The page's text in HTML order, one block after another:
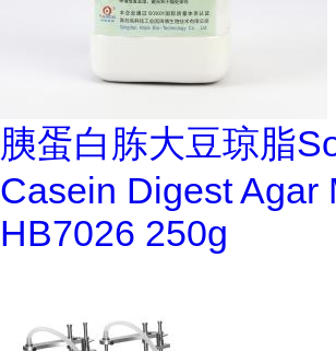
胰蛋白胨大豆琼脂
Casein Digest Agar
HB7026 250g